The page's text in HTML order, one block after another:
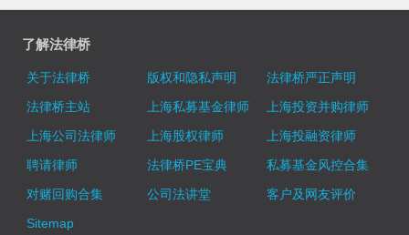
了解法律桥
关于法律桥 版权和隐私声明
法律桥严正声明
法律桥主站
上海私募基金律师
上海投资并购律师
上海公司法律师
上海股权律师
上海投融资律师
聘请律师
法律桥PE宝典
私募基金风控合集
对赌回购合集
公司法讲堂
客户及网友评价
Sitemap